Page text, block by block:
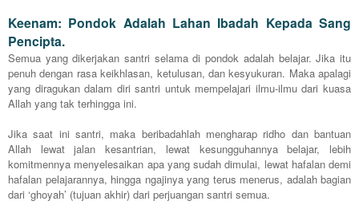
Keenam: Pondok Adalah Lahan Ibadah Kepada Sang
Pencipta.
Semua yang dikerjakan santri selama di pondok adalah belajar. Jika itu
penuh dengan rasa keikhlasan, ketulusan, dan kesyukuran. Maka apalagi
yang diragukan dalam diri santri untuk mempelajari ilmu-ilmu dari kuasa
Allah yang tak terhingga ini.
Jika saat ini santri, maka beribadahlah mengharap ridho dan bantuan
Allah lewat jalan kesantrian, lewat kesungguhannya belajar, lebih
komitmennya menyelesaikan apa yang sudah dimulai, lewat hafalan demi
hafalan pelajarannya, hingga ngajinya yang terus menerus, adalah bagian
dari ‘ghoyah’ (tujuan akhir) dari perjuangan santri semua.